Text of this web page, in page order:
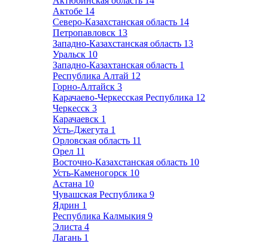
Актобе 14
Северо-Казахстанская область 14
Петропавловск 13
Западно-Казахстанская область 13
Уральск 10
Западно-Казахтанская область 1
Республика Алтай 12
Горно-Алтайск 3
Карачаево-Черкесская Республика 12
Черкесск 3
Карачаевск 1
Усть-Джегута 1
Орловская область 11
Орел 11
Восточно-Казахстанская область 10
Усть-Каменогорск 10
Астана 10
Чувашская Республика 9
Ядрин 1
Республика Калмыкия 9
Элиста 4
Лагань 1